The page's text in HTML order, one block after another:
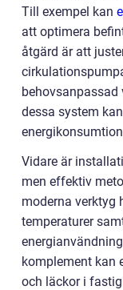
Till exempel kan
att optimera
åtgärd är att
behovsanpassad
dessa system
Vidare är
men effektiv
moderna verktyg
temperaturer
komplement kan
och läckor i